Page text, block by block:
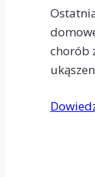
chorób